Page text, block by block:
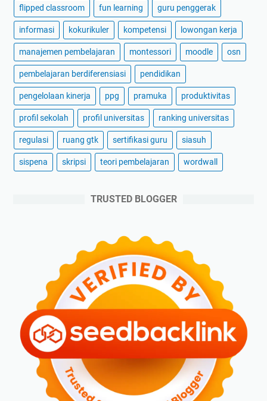
flipped classroom fun learning guru penggerak
informasi kokurikuler kompetensi lowongan kerja
manajemen pembelajaran montessori moodle osn
pembelajaran berdiferensiasi pendidikan
pengelolaan kinerja ppg pramuka produktivitas
profil sekolah profil universitas ranking universitas
regulasi ruang gtk sertifikasi guru siasuh
sispena skripsi teori pembelajaran wordwall
TRUSTED BLOGGER